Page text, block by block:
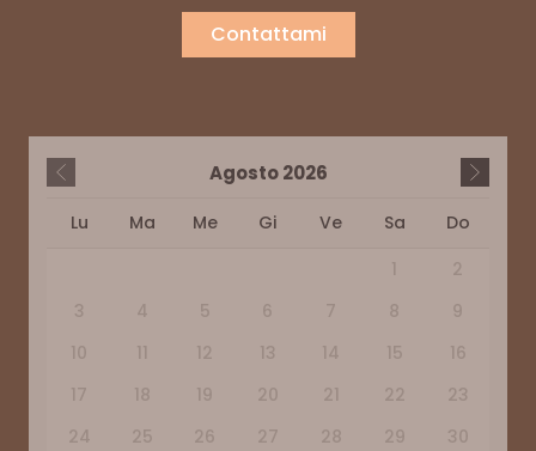
Contattami
Agosto 2026
Lu Ma Me Gi Ve Sa
Do
1
2
3
4 5 6 7 8
9
10
11 12 13 14 15
16
17
18 19 20 21 22
23
24
25 26 27 28 29 30